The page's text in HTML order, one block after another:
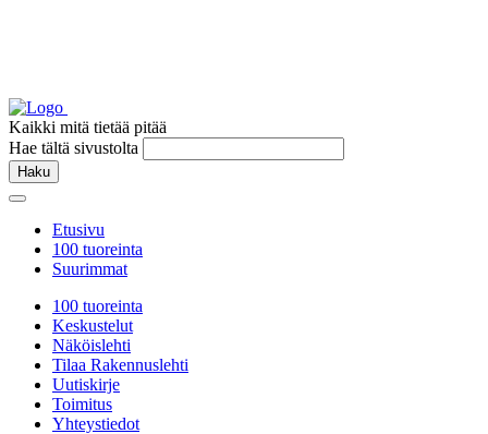
Kaikki mitä tietää pitää
Hae tältä sivustolta
Haku
Etusivu
100 tuoreinta
Suurimmat
100 tuoreinta
Keskustelut
Näköislehti
Tilaa Rakennuslehti
Uutiskirje
Toimitus
Yhteystiedot